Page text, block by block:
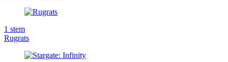
1 stem
Rugrats